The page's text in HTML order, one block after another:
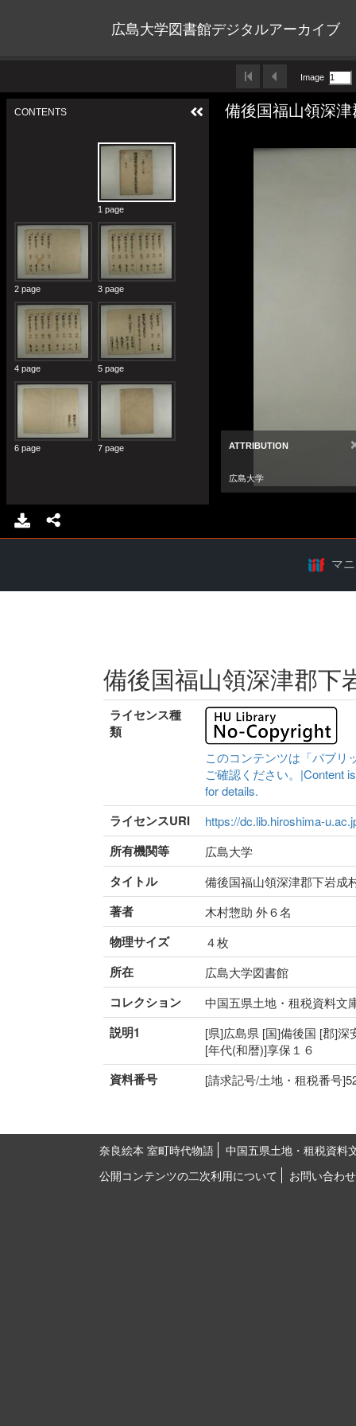
広島大学図書館デジタルアーカイブ
マ
備後国福山領深津郡下
ライセンス種
類
このコンテンツは「パブリ
ご確認ください。|Content
for details.
ライセンスURI https://dc.lib.hiroshima-
所有機関等 広島大学
タイトル 備後国福山領深津郡下岩成
著者 木村惣助 外６名
物理サイズ ４枚
所在 広島大学図書館
コレクション 中国五県土地・租税資料文
説明1
[県]広島県 [国]備後国 [郡]
[年代(和暦)]享保１６
資料番号 [請求記号/土地・租税番号
奈良絵本 室町時代物語
中国五県土地・租税資料
公開コンテンツの二次利用について
お問い合わせ